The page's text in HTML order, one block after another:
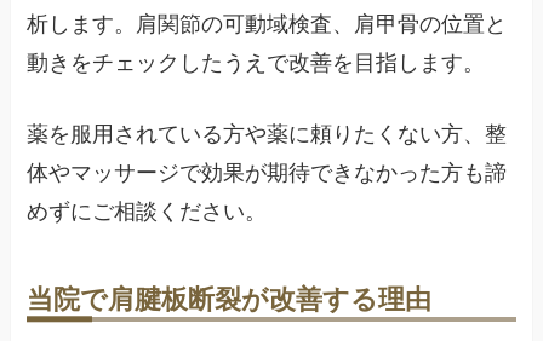
析します。肩関節の可動域検査、肩甲骨の位置と
動きをチェックしたうえで改善を目指します。
薬を服用されている方や薬に頼りたくない方、整
体やマッサージで効果が期待できなかった方も諦
めずにご相談ください。
当院で肩腱板断裂が改善する理由